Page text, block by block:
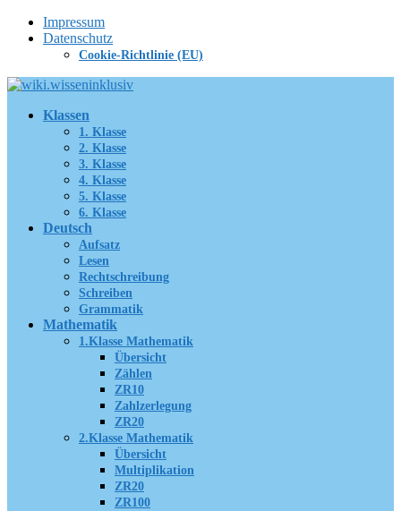
Zum
Inhalt
Impressum
Datenschutz
Cookie-Richtlinie (EU)
Klassen
1. Klasse
2. Klasse
3. Klasse
4. Klasse
5. Klasse
6. Klasse
Deutsch
Aufsatz
Lesen
Rechtschreibung
Schreiben
Grammatik
Mathematik
1.Klasse Mathematik
Übersicht
Zählen
ZR10
Zahlzerlegung
ZR20
2.Klasse Mathematik
Übersicht
Multiplikation
ZR20
ZR100